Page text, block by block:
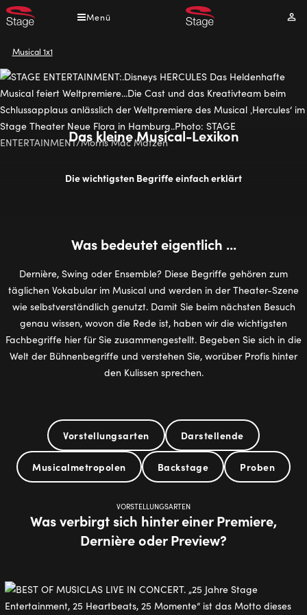
Direkt
zum
Menü
Pfadnavigation
Musical 1x1
Das kleine Musical-Lexikon
Die wichtigsten Begriffe einfach erklärt
Was bedeutet eigentlich ...
Dernière, Swing oder Ensemble? Diese Begriffe gehören zum
täglichen Vokabular im Musical und werden in der Theater-Szene
wie selbstverständlich genutzt. Damit Sie beim nächsten Besuch
genau wissen, wovon die Rede ist, haben wir die wichtigsten
Fachbegriffe hier für Sie zusammengestellt. Begeben Sie sich in die
Welt der Bühnenbegriffe und verstehen Sie, worüber Profis hinter
den Kulissen sprechen.
Vorstellungsarten Darstellende
Musicalmetropolen Backstage Proben
VORSTELLUNGSARTEN
Was verbirgt sich hinter einer Premiere,
Dernière oder Preview?